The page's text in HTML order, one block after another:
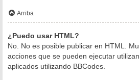
Arriba
¿Puedo usar HTML?
No. No es posible publicar en HTML.
acciones que se pueden ejecutar
aplicados utilizando BBCodes.